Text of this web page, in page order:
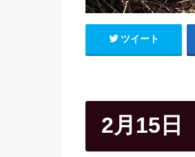
ツイート
2月15日